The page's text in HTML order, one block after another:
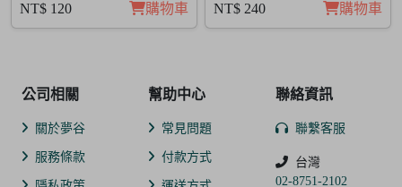
NT$ 120 購物車 NT$ 240 購物車
公司相關
關於夢谷
服務條款
幫助中心
常見問題
付款方式
聯絡資訊
聯繫客服
台灣
02-8751-2102